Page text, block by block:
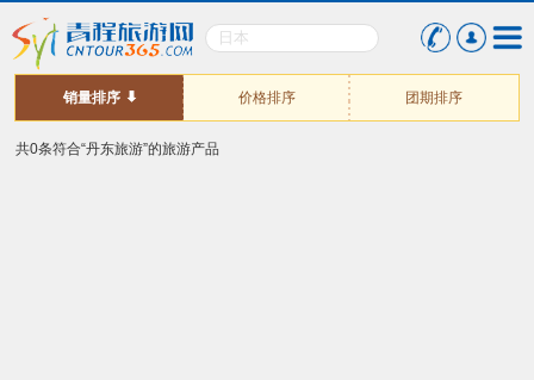
销量排序 价格排序 团期排序
共0条符合“丹东旅游”的旅游产品